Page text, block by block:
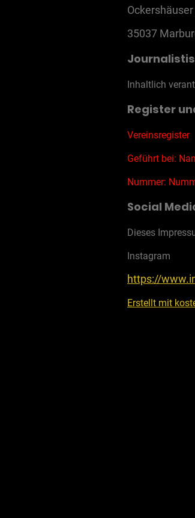
35037
Inhaltlich
Register
Vereinsregister
Geführt bei:
Nummer:
Social
Dieses
Instagram
https://
Erstellt mit